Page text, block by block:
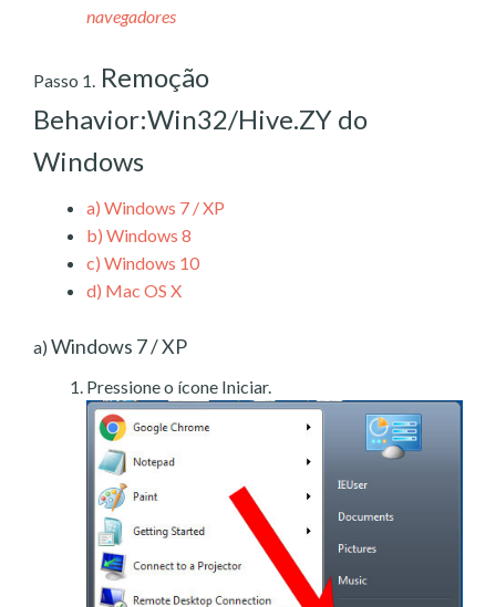
navegadores
Passo 1. Remoção
Behavior:Win32/Hive.ZY do
Windows
a) Windows 7 / XP
b) Windows 8
c) Windows 10
d) Mac OS X
a) Windows 7 / XP
Pressione o ícone Iniciar.